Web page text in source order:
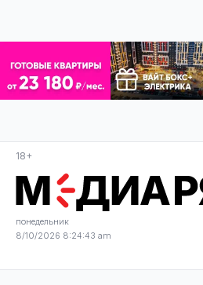
18+
понедельник
8/10/2026 8:24:43 am